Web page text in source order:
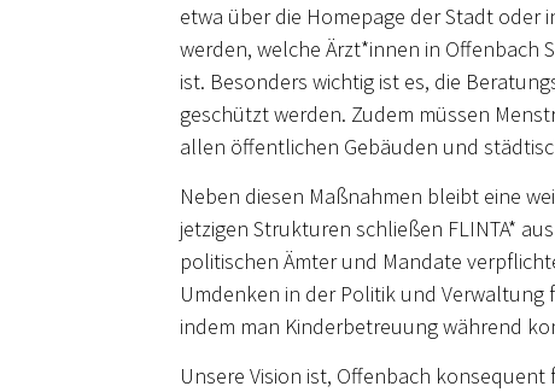
etwa über die Homepage der Stadt
werden, welche Ärzt*innen in
ist. Besonders wichtig ist es, die
geschützt werden. Zudem müssen
allen öffentlichen Gebäuden und
Neben diesen Maßnahmen bleibt eine
jetzigen Strukturen schließen FLINTA*
politischen Ämter und Mandate
Umdenken in der Politik und
indem man Kinderbetreuung während
Unsere Vision ist, Offenbach